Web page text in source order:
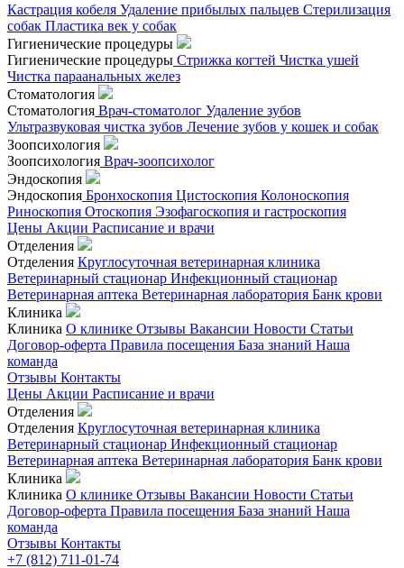
Кастрация кобеля Удаление прибылых пальцев Стерилизация
собак Пластика век у собак
Гигиенические процедуры
Гигиенические процедуры Стрижка когтей Чистка ушей
Чистка параанальных желез
Стоматология
Стоматология Врач-стоматолог Удаление зубов
Ультразвуковая чистка зубов Лечение зубов у кошек и собак
Зоопсихология
Зоопсихология Врач-зоопсихолог
Эндоскопия
Эндоскопия Бронхоскопия Цистоскопия Колоноскопия
Риноскопия Отоскопия Эзофагоскопия и гастроскопия
Цены Акции Расписание и врачи
Отделения
Отделения Круглосуточная ветеринарная клиника
Ветеринарный стационар Инфекционный стационар
Ветеринарная аптека Ветеринарная лаборатория Банк крови
Клиника
Клиника О клинике Отзывы Вакансии Новости Статьи
Договор-оферта Правила посещения База знаний Наша
команда
Отзывы Контакты
Цены Акции Расписание и врачи
Отделения
Отделения Круглосуточная ветеринарная клиника
Ветеринарный стационар Инфекционный стационар
Ветеринарная аптека Ветеринарная лаборатория Банк крови
Клиника
Клиника О клинике Отзывы Вакансии Новости Статьи
Договор-оферта Правила посещения База знаний Наша
команда
Отзывы Контакты
+7 (812) 711-01-74